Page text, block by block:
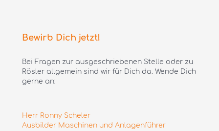
Bewirb Dich jetzt!
Bei Fragen zur ausgeschriebenen Stelle oder zu
Rösler allgemein sind wir für Dich da. Wende Dich
gerne an:
Herr Ronny Scheler
Ausbilder Maschinen und Anlagenführer